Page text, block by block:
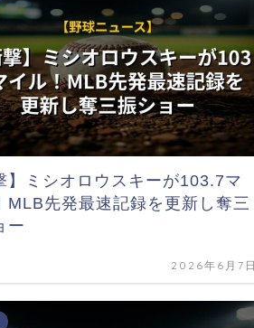
】ミシオロウスキーが103.7マ
MLB先発最速記録を更新し奪三
ー
2026年6月7